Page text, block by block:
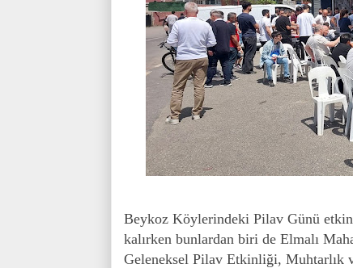
Beykoz Köylerindeki Pilav Günü
kalırken bunlardan biri de Elmalı
Geleneksel Pilav Etkinliği, Muhtarlık